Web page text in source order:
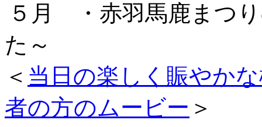
５月 ・赤羽馬鹿まつ
た～
＜ 当日の楽しく賑やか
者の方のムービー ＞